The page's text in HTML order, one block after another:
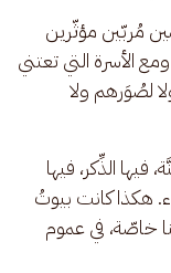
مُربّين مؤثّرين
الأسرة التي تعتني
لصُوَرهم ولا
الذِّكر، فيها
هكذا كانت بيوتُ
خاصّة، في عموم